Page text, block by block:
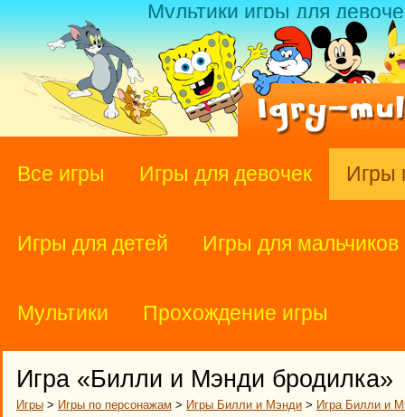
Мультики игры для
Все игры Игры для девочек Игры
Игры для детей Игры для мальчиков
Мультики Прохождение игры
Игра «Билли и Мэнди бродилка»
Игры > Игры по персонажам > Игры Билли и Мэнди > Игра Билли и